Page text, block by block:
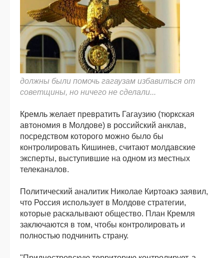
должны были помочь гагаузам избавиться от
советщины, но ничего не сделали...
Кремль желает превратить Гагаузию (тюркская
автономия в Молдове) в российский анклав,
посредством которого можно было бы
контролировать Кишинев, считают молдавские
эксперты, выступившие на одном из местных
телеканалов.
Политический аналитик Николае Киртоакэ заявил,
что Россия использует в Молдове стратегии,
которые раскалывают общество. План Кремля
заключаются в том, чтобы контролировать и
полностью подчинить страну.